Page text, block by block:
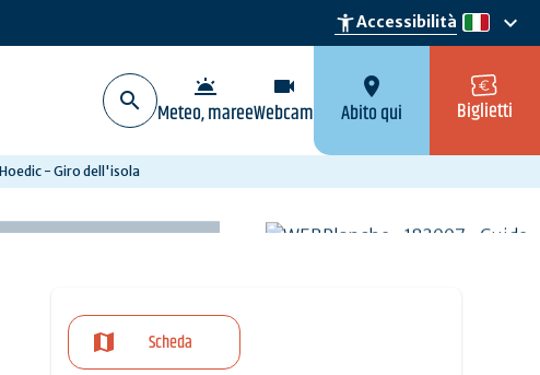
accessibility_newAccessibilità it
keyboard_arrow_down
wb_twilight
Meteo, maree
videocam
Webcam
location_on
Abito qui Biglietti
Hoedic - Giro dell'isola
Scheda